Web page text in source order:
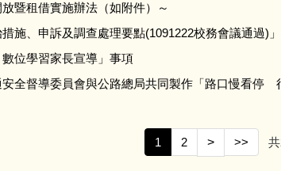
暨租借實施辦法（如附件）～
施、申訴及調查處理要點(1091222校務會議通過)」
位學習家長宣導」事項
全督導委員會與公路總局共同製作「路口慢看停
1 2 > >> 共